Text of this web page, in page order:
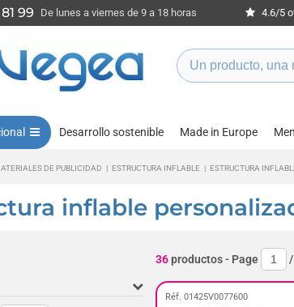
99 De lunes a viernes de 9 a 18 horas 4.6/5
Desarrollo sostenible Made in Europe
DE PUBLICIDAD | ESTRUCTURA INFLABLE | ESTRUCTURA
inflable
36productos- Page /
Réf. 01425V0077600